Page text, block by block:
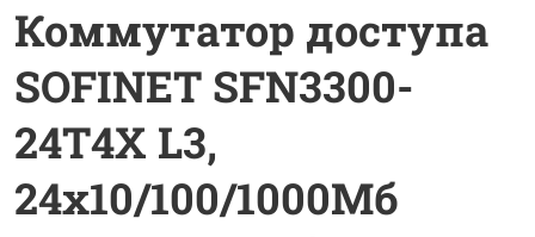
Коммутатор доступа
SOFINET SFN3300-
24T4X L3,
24x10/100/1000Мб